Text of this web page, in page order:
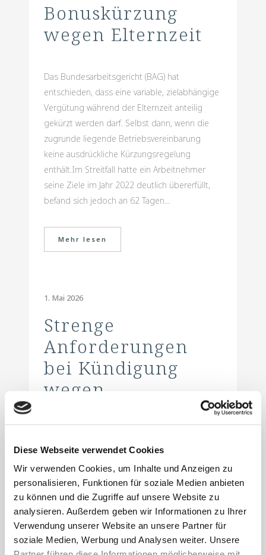
Diese Webseite verwendet Cookies
Wir verwenden Cookies, um Inhalte und Anzeigen zu
personalisieren, Funktionen für soziale Medien anbieten
zu können und die Zugriffe auf unsere Website zu
analysieren. Außerdem geben wir Informationen zu Ihrer
Verwendung unserer Website an unsere Partner für
soziale Medien, Werbung und Analysen weiter. Unsere
Bonuskürzung
wegen Elternzeit
Das Bundesarbeitsgericht (BAG) hat
entschieden, dass eine variable, zielabhängige
Vergütung während der Elternzeit anteilig
gekürzt werden darf. Selbst dann, wenn die
zugrunde liegende Betriebsvereinbarung
keine ausdrückliche Kürzungsregelung
enthält.Im Streitfall hatte ein Arbeitnehmer
seine Ziele im Jahr 2022 deutlich übererfüllt,
befand sich jedoch an 62 Tagen...
Mehr lesen
1. Mai 2026
Strenge
Anforderungen
bei Kündigung
wegen
Der Europäische Gerichtshof (EuGH) stellte
klar, dass einem Mitarbeiter, der für einen
kirchlichen Arbeitgeber arbeitet, nicht
zwangsläufig wegen eines Kirchenaustritts
gekündigt werden kann.Im konkreten Fall ging
es um eine private Organisation, deren
Selbstverständnis auf religiösen Grundsätzen